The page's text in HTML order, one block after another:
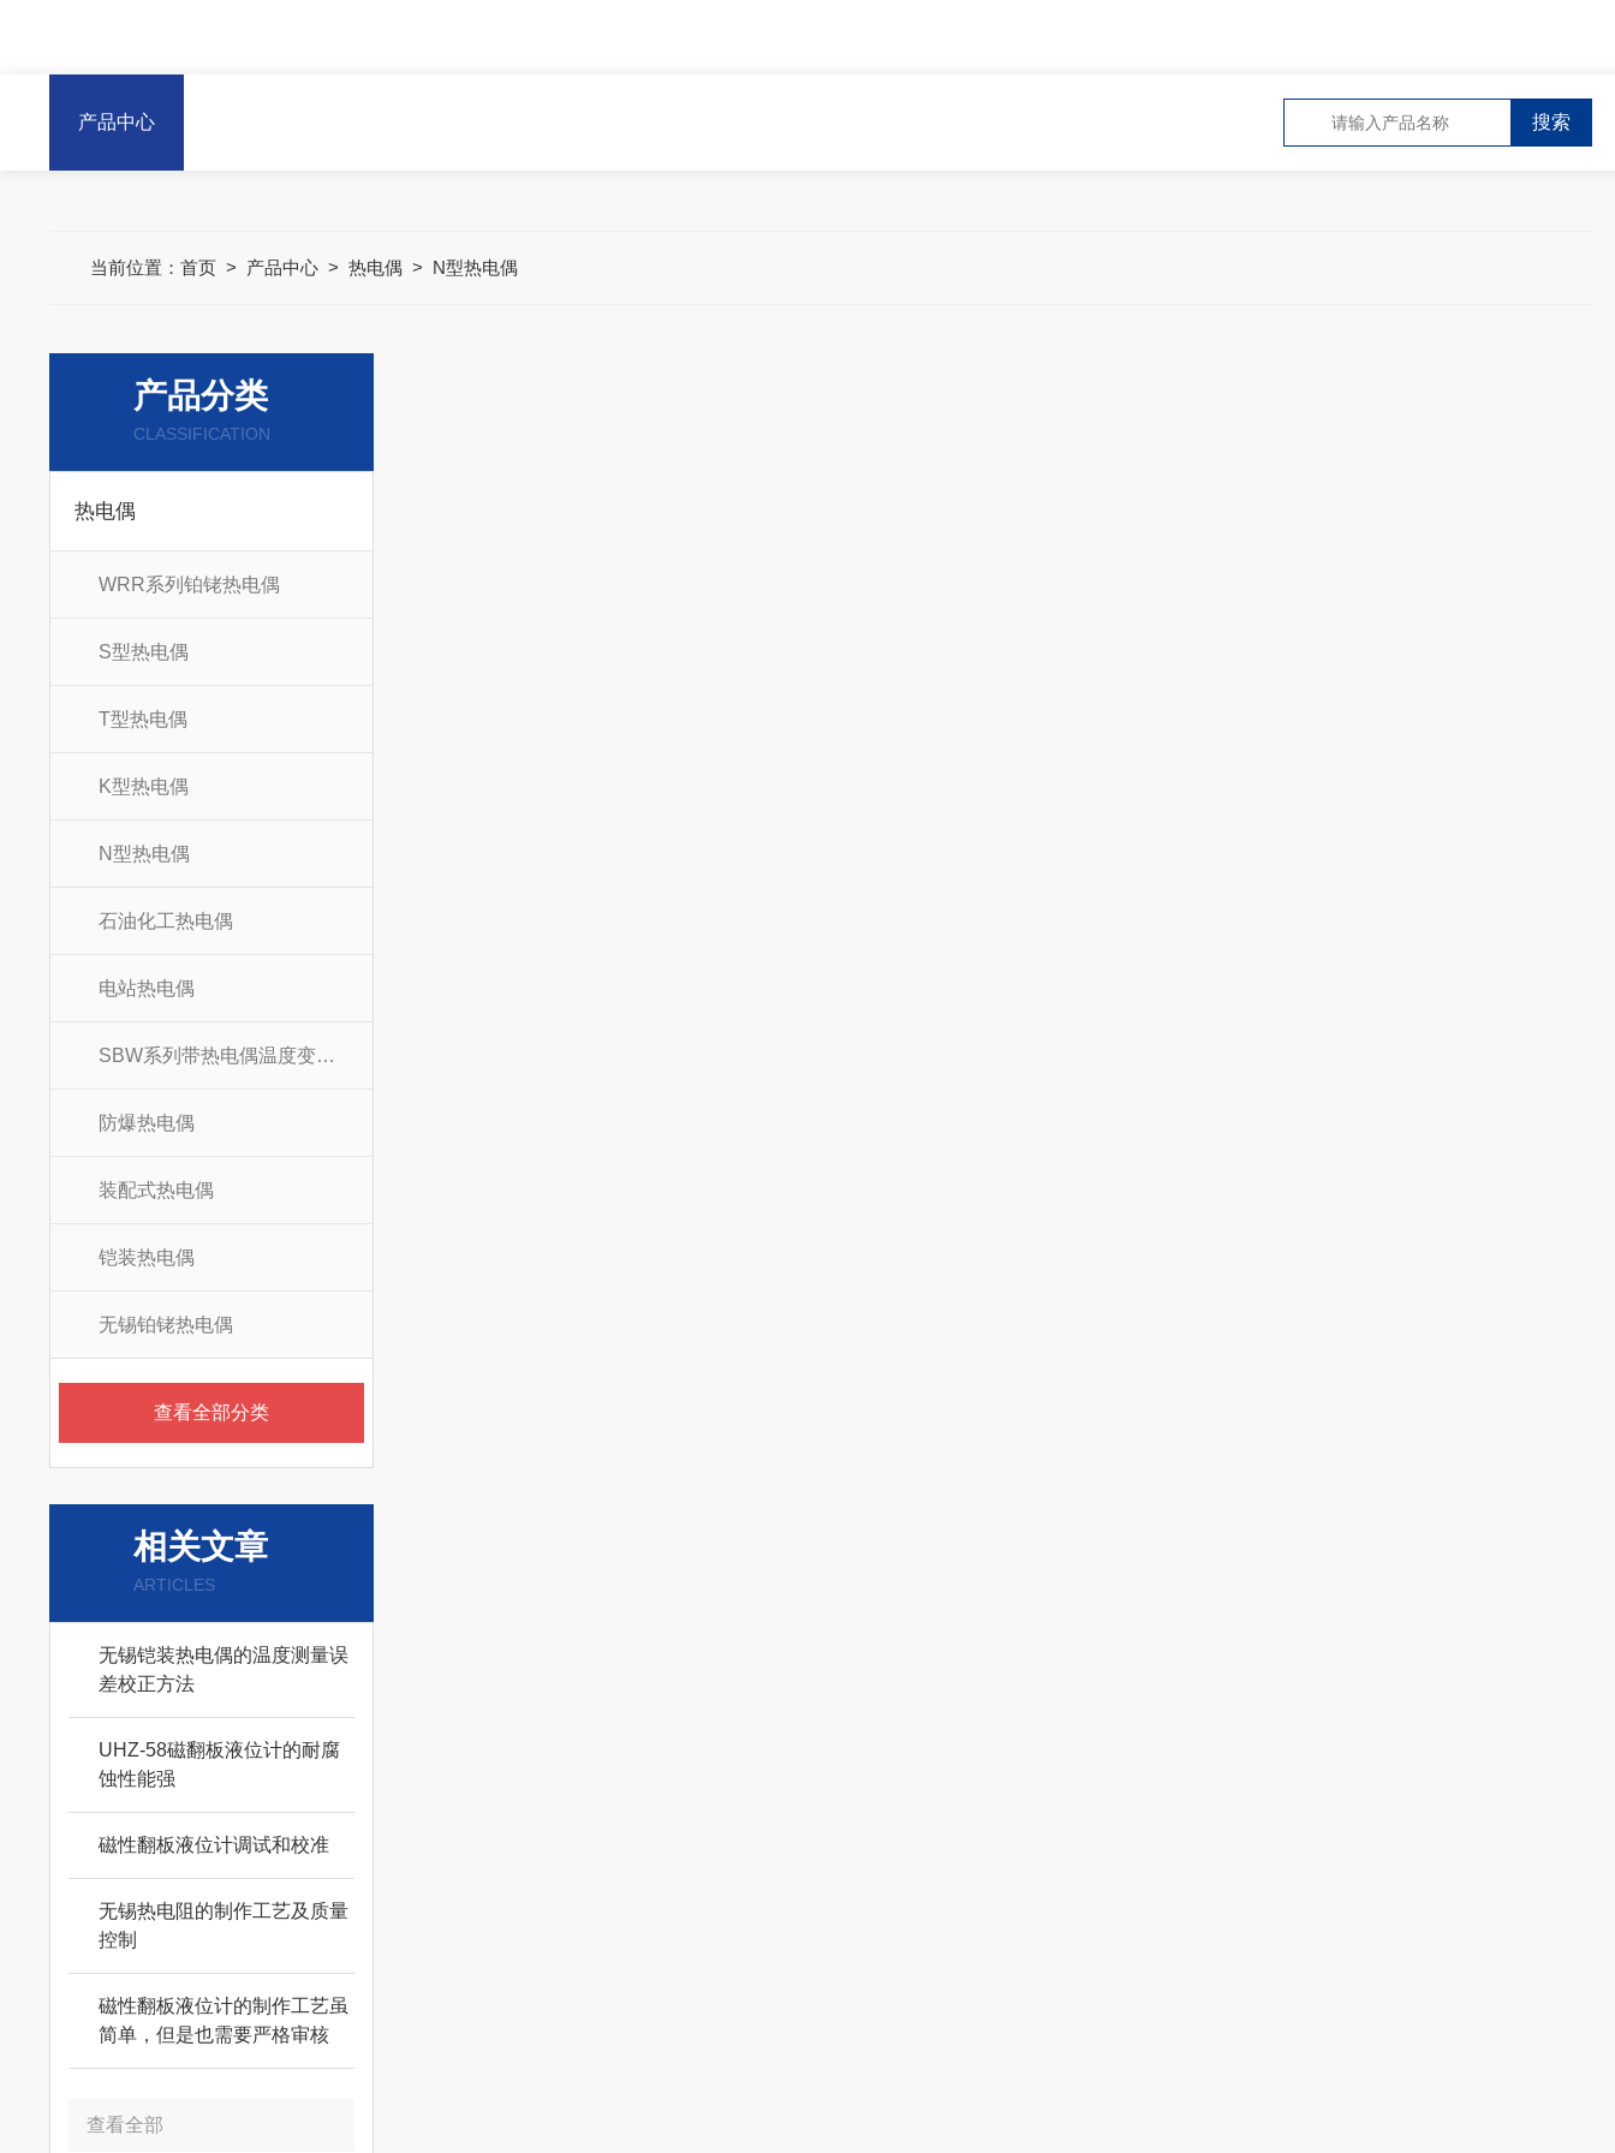
产品中心
当前位置： 首页> 产品中心> 热电偶> N型热电偶
产品分类
CLASSIFICATION
热电偶
WRR系列铂铑热电偶
S型热电偶
T型热电偶
K型热电偶
N型热电偶
石油化工热电偶
电站热电偶
SBW系列带热电偶温度变送器
防爆热电偶
装配式热电偶
铠装热电偶
无锡铂铑热电偶
查看全部分类
相关文章
ARTICLES
无锡铠装热电偶的温度测量误
差校正方法
UHZ-58磁翻板液位计的耐腐
蚀性能强
磁性翻板液位计调试和校准
无锡热电阻的制作工艺及质量
控制
磁性翻板液位计的制作工艺虽
简单，但是也需要严格审核
查看全部